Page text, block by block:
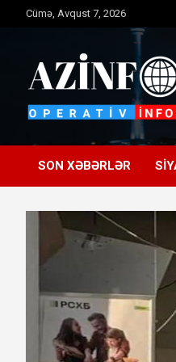
Cümə, Avqust 7, 2026
SON XƏBƏRLƏR